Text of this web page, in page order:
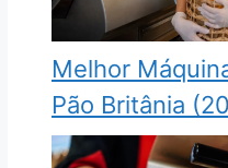
Melhor
Pão Britânia